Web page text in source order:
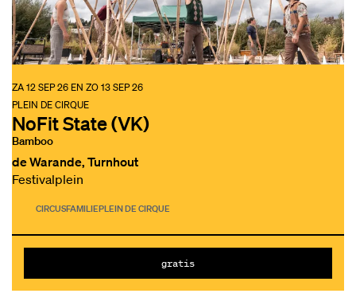
NoFit State (VK)
Bamboo
PLEIN DE CIRQUE
ZA 12 SEP 26 EN ZO 13 SEP 26
de Warande, Turnhout
Festivalplein
CIRCUSFAMILIEPLEIN DE CIRQUE
gratis